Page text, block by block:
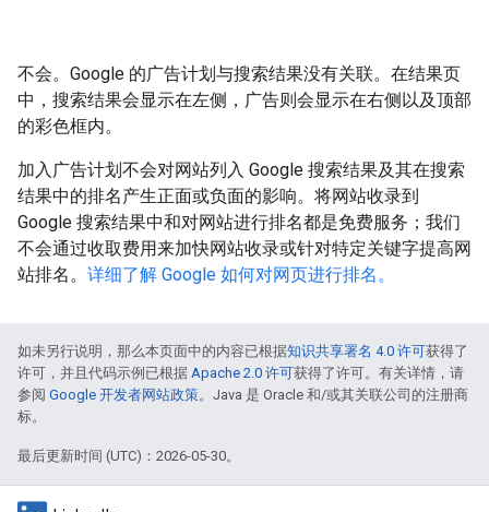
不会。Google 的广告计划与搜索结果没有关联。在结果页
中，搜索结果会显示在左侧，广告则会显示在右侧以及顶部
的彩色框内。
加入广告计划不会对网站列入 Google 搜索结果及其在搜索
结果中的排名产生正面或负面的影响。将网站收录到
Google 搜索结果中和对网站进行排名都是免费服务；我们
不会通过收取费用来加快网站收录或针对特定关键字提高网
站排名。 详细了解 Google 如何对网页进行排名。
如未另行说明，那么本页面中的内容已根据知识共享署名 4.0 许可获得了
许可，并且代码示例已根据 Apache 2.0 许可获得了许可。有关详情，请
参阅 Google 开发者网站政策。Java 是 Oracle 和/或其关联公司的注册商
标。
最后更新时间 (UTC)：2026-05-30。